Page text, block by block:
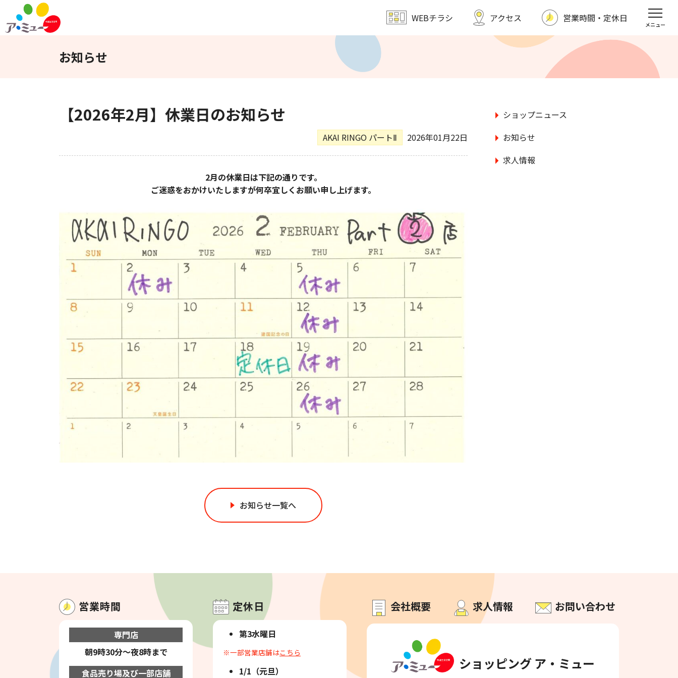
WEBチラシ アクセス 営業時間・定休日
メニュー
サンキュー
福野タウンホテル スポーツクラブ
お知らせ
【2026年2月】休業日のお知らせ
AKAI RINGO パートⅡ 2026年01月22日
2月の休業日は下記の通りです。
ご迷惑をおかけいたしますが何卒宜しくお願い申し上げます。
お知らせ一覧へ
ショップニュース
お知らせ
求人情報
営業時間
専門店
朝9時30分～夜8時まで
食品売り場及び一部店舗
定休日
第3水曜日
※一部営業店舗はこちら
1/1（元旦）
会社概要 求人情報 お問い合わせ
ショッピング ア・ミュー